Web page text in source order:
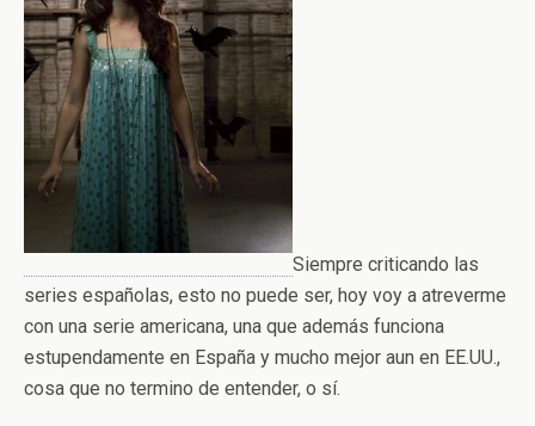
Siempre criticando las
series españolas, esto no puede ser, hoy voy a atreverme
con una serie americana, una que además funciona
estupendamente en España y mucho mejor aun en EE.UU.,
cosa que no termino de entender, o sí.